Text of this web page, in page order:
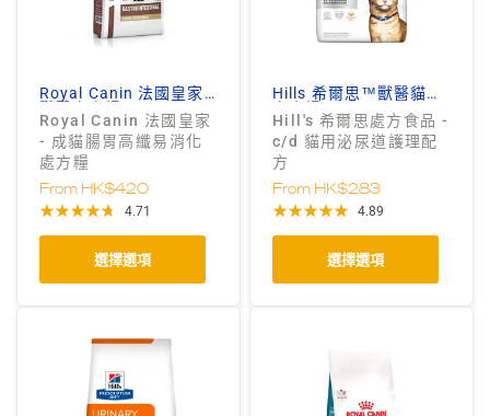
Royal Canin 法國皇家
Royal Canin 法國皇家
- 成貓腸胃高纖易消化
處方糧
From HK$420
4.71
選擇選項
Hills 希爾思™獸醫貓狗
Hill's 希爾思處方食品 -
c/d 貓用泌尿道護理配
方
From HK$283
4.89
選擇選項